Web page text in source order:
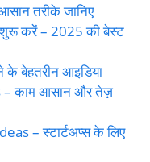
तरीके जानिए
करें – 2025 की बेस्ट
बेहतरीन आइडिया
– काम आसान और तेज़
– स्टार्टअप्स के लिए